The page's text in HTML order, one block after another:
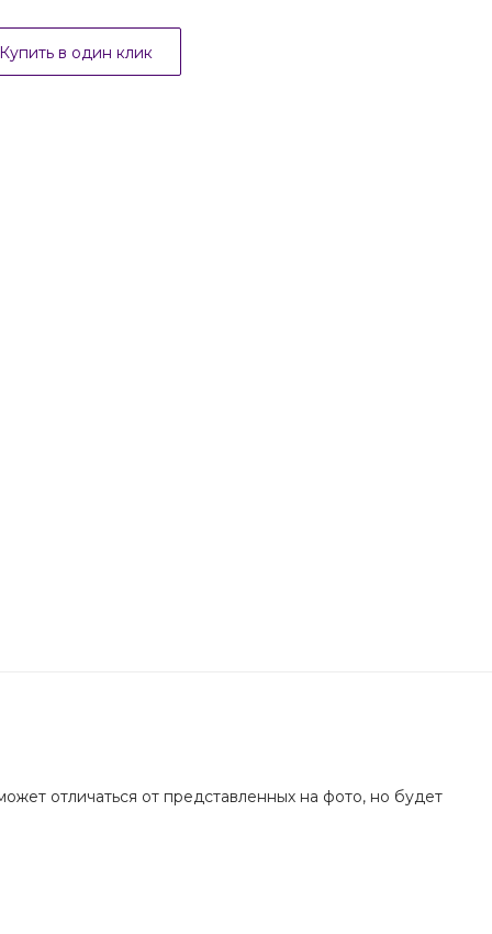
Купить в один клик
отличаться от представленных на фото, но будет